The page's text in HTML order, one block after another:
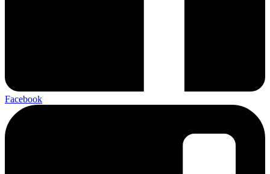
Facebook